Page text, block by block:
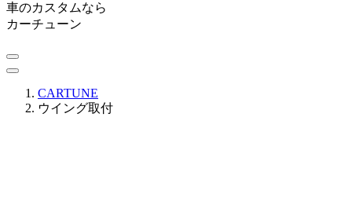
車のカスタムなら
カーチューン
CARTUNE
ウイング取付